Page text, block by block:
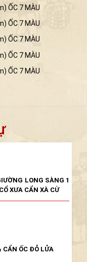
LONG SÀNG 1
XƯA CẨN XÀ CỪ
CẨN ỐC ĐỎ LỬA
-